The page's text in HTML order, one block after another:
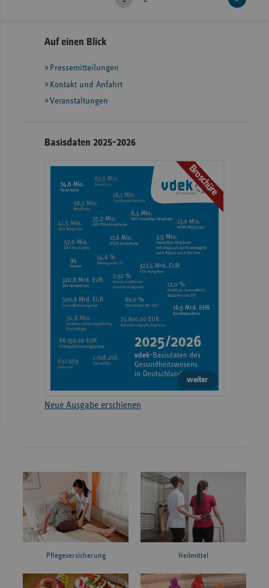
Seitennavigation
Seitenleiste
weiteren
Informationen
Auf einen Blick
Pressemitteilungen
Kontakt und Anfahrt
Veranstaltungen
Basisdaten 2025-2026
Broschüre
weiter
Neue Ausgabe erschienen
Pflegeversicherung Heilmittel